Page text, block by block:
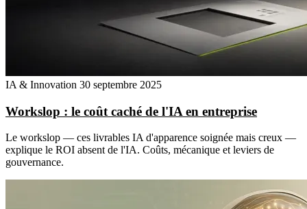
IA & Innovation 30 septembre 2025
Workslop : le coût caché de l'IA en entreprise
Le workslop — ces livrables IA d'apparence soignée mais creux —
explique le ROI absent de l'IA. Coûts, mécanique et leviers de
gouvernance.